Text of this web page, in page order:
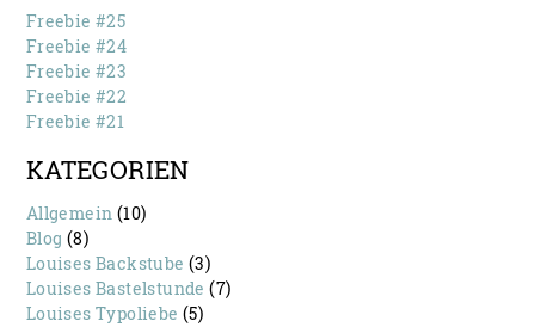
Freebie #25
Freebie #24
Freebie #23
Freebie #22
Freebie #21
KATEGORIEN
Allgemein (10)
Blog (8)
Louises Backstube (3)
Louises Bastelstunde (7)
Louises Typoliebe (5)